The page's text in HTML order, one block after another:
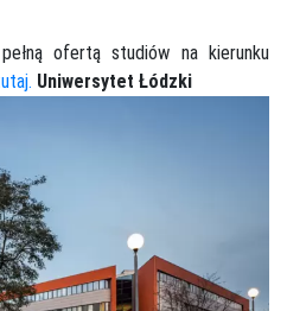
ofertą studiów na kierunku
Uniwersytet Łódzki